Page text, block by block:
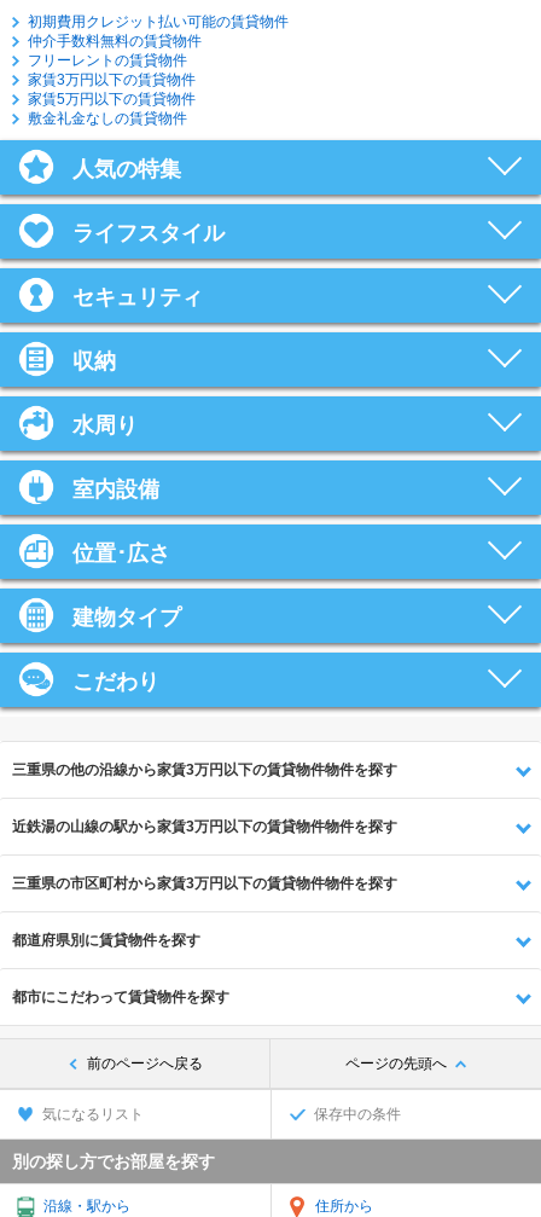
初期費用クレジット払い可能の賃貸物件
仲介手数料無料の賃貸物件
フリーレントの賃貸物件
家賃3万円以下の賃貸物件
家賃5万円以下の賃貸物件
敷金礼金なしの賃貸物件
人気の特集
ライフスタイル
セキュリティ
収納
水周り
室内設備
位置･広さ
建物タイプ
こだわり
三重県の他の沿線から家賃3万円以下の賃貸物件物件を探す
近鉄湯の山線の駅から家賃3万円以下の賃貸物件物件を探す
三重県の市区町村から家賃3万円以下の賃貸物件物件を探す
都道府県別に賃貸物件を探す
都市にこだわって賃貸物件を探す
前のページへ戻る ページの先頭へ
気になるリスト 保存中の条件
別の探し方でお部屋を探す
沿線・駅から 住所から